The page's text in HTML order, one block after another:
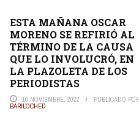
ESTA MAÑANA OSCAR
MORENO SE REFIRIÓ AL
TÉRMINO DE LA CAUSA
QUE LO INVOLUCRÓ, EN
LA PLAZOLETA DE LOS
PERIODISTAS
16 NOVIEMBRE, 2022 PUBLICADO POR
BARILOCHED